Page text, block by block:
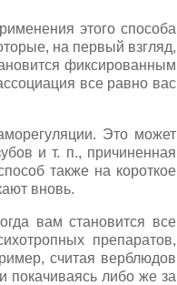
этого способа
на первый взгляд,
фиксированным
все равно вас
Это может
и т. п., причиненная
также на короткое
вновь.
вам становится все
препаратов,
считая верблюдов
покачиваясь либо же за